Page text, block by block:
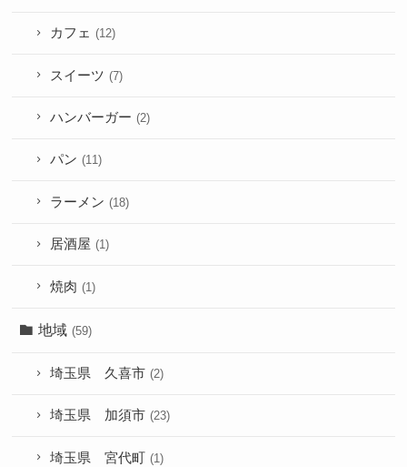
カフェ (12)
スイーツ (7)
ハンバーガー (2)
パン (11)
ラーメン (18)
居酒屋 (1)
焼肉 (1)
地域 (59)
埼玉県 久喜市 (2)
埼玉県 加須市 (23)
埼玉県 宮代町 (1)